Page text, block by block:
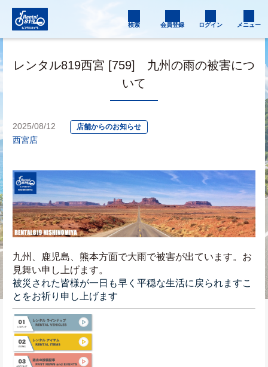
検索 会員登録 ログイン メニュー
レンタル819西宮 [759] 九州の雨の被害につ
いて
2025/08/12 店舗からのお知らせ
西宮店
九州、鹿児島、熊本方面で大雨で被害が出ています。お
見舞い申し上げます。
被災された皆様が一日も早く平穏な生活に戻られますこ
とをお祈り申し上げます